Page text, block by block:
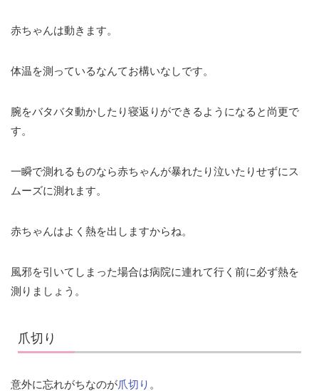
赤ちゃんは動きます。
体温を測っているなんてお構いなしです。
腕をバタバタ動かしたり寝返りができるようになると尚更で
す。
一瞬で測れるものなら赤ちゃんが暴れたり泣いたりせずにス
ムーズに測れます。
赤ちゃんはよく熱を出しますからね。
風邪を引いてしまった場合は病院に連れて行く前に必ず熱を
測りましょう。
爪切り
意外に忘れがちなのが爪切り 。